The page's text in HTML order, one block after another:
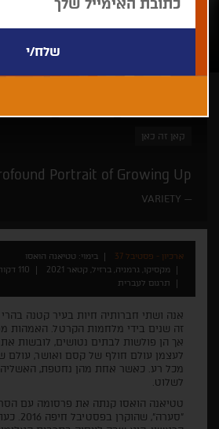
קאן זה כאן
Portrait of Growing Up
VARIETY
ארכיון - פסטיבל 37
בימוי: טטיאנה הואסו
מקסיקו, גרמניה, ברזיל, קטאר 2021
110 דקות
תרגום לעברית
אנה ושתי חברותיה חיות בעיר קטנה
זה שנים בידי מלחמות הקרטל. האמהות
אך הן פולשות לבתים נטושים, לובשות את
לעצמן עולם חולף של קסם ואושר, עולם
מכל רע. כאשר אחת מהן נחטפת, האשליה
לשלוט.
טטיאנה הואסו קנתה את פרסומה עם
"סערה",